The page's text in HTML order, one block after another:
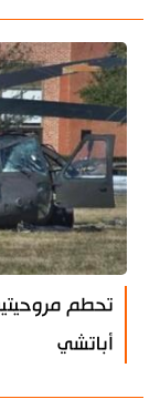
تحطم
أباتشي